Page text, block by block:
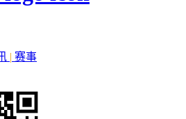
| 赛事